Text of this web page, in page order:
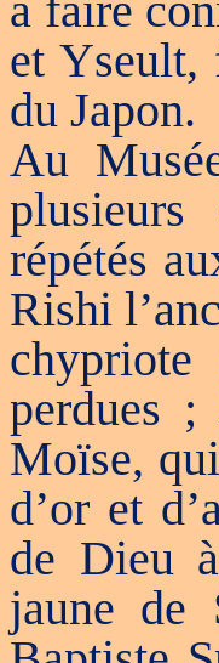
et Yseult,
du Japon.
Au
plusieurs
répétés
Rishi
perdues
Moïse,
d’or et
de Dieu
jaune de